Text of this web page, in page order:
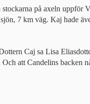
på axeln
7 km väg. Kaj hade
Caj sa Lisa
att Candelins backen